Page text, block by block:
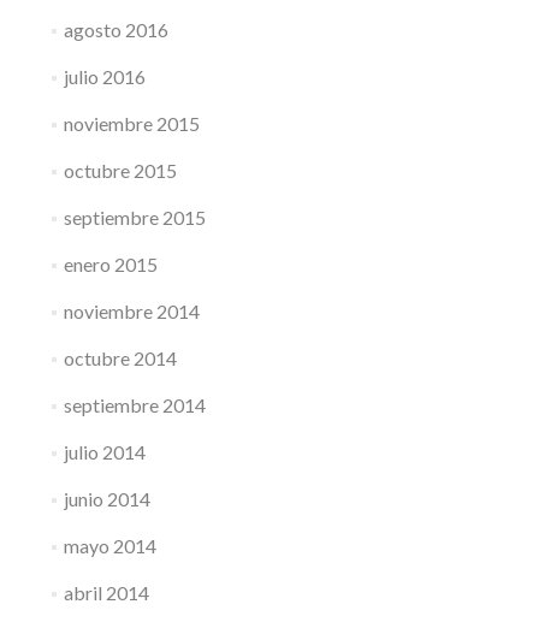
agosto 2016
julio 2016
noviembre 2015
octubre 2015
septiembre 2015
enero 2015
noviembre 2014
octubre 2014
septiembre 2014
julio 2014
junio 2014
mayo 2014
abril 2014